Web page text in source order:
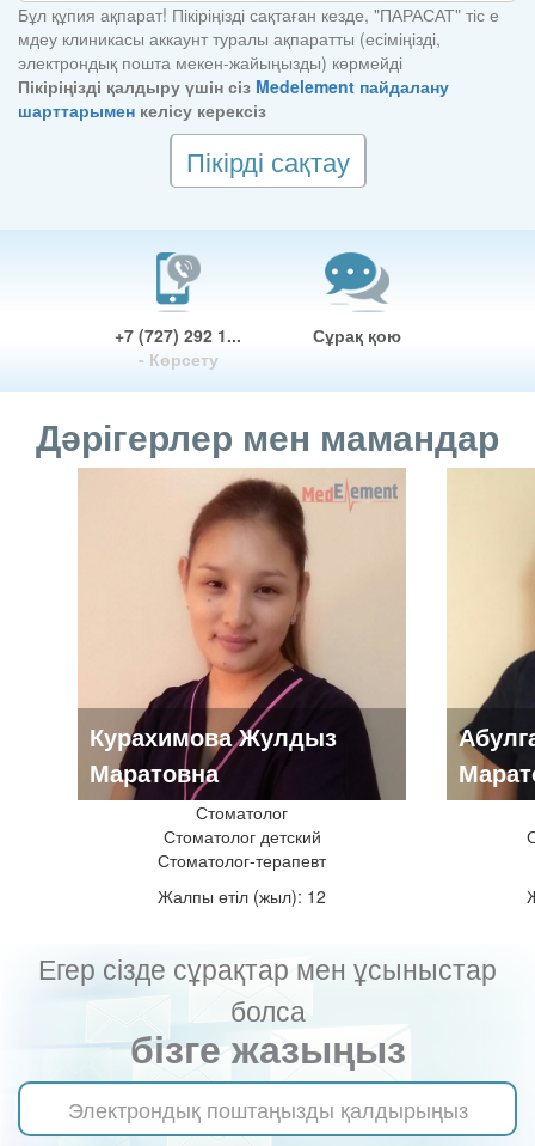
Бұл құпия ақпарат! Пікіріңізді сақтаған кезде, "ПАРАСАТ" тіс е
мдеу клиникасы аккаунт туралы ақпаратты (есіміңізді,
электрондық пошта мекен-жайыңызды) көрмейді
Пікіріңізді қалдыру үшін сіз Medelement пайдалану
шарттарымен келісу керексіз
Пікірді сақтау
+7 (727) 292 1...
- Көрсету
Сұрақ қою
Дәрігерлер мен мамандар
Курахимова Жулдыз
Маратовна
Стоматолог
Стоматолог детский
Стоматолог-терапевт
Жалпы өтіл (жыл): 12
Егер сізде сұрақтар мен ұсыныстар
болса
бізге жазыңыз